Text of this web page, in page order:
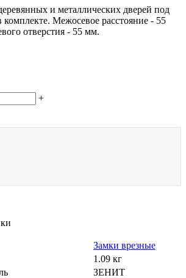
и металлических дверей под
Межосевое расстояние - 55
отверстия - 55 мм.
+
Замки врезные
1.09 кг
ЗЕНИТ